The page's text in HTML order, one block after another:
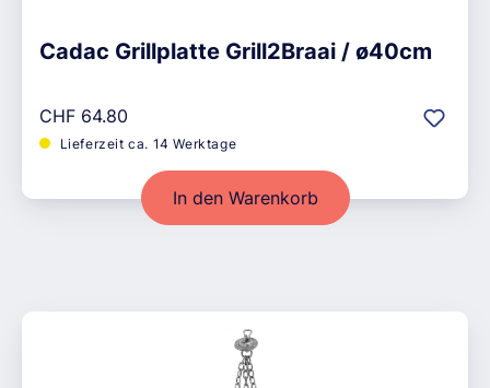
Cadac Grillplatte Grill2Braai / ø40cm
Regulärer Preis:
CHF 64.80
Lieferzeit ca. 14 Werktage
In den Warenkorb